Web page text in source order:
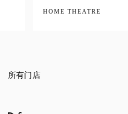
HOME THEATRE
所有门店